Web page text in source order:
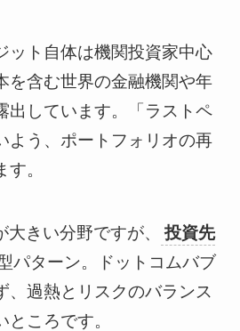
ット自体は機関投資家中心
を含む世界の金融機関や年
出しています。「ラストペ
よう、ポートフォリオの再
。
きい分野ですが、
投資先
パターン。ドットコムバブ
、過熱とリスクのバランス
ころです。